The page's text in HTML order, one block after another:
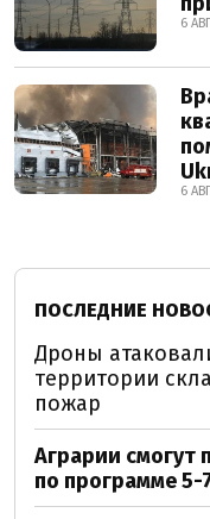
6
6
ПОСЛЕДНИЕ
Дроны
территории
пожар
Аграрии смогут
по программе 5-